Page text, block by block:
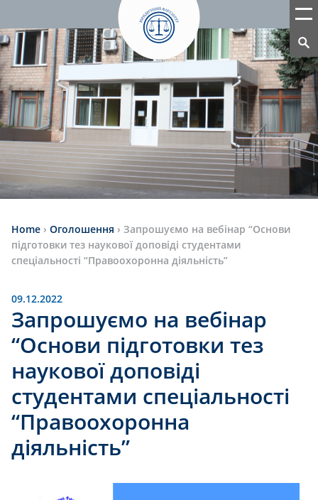
Home › Оголошення › Запрошуємо на вебінар “Основи
підготовки тез наукової доповіді студентами
спеціальності “Правоохоронна діяльність”
09.12.2022
Запрошуємо на вебінар
“Основи підготовки тез
наукової доповіді
студентами спеціальності
“Правоохоронна
діяльність”